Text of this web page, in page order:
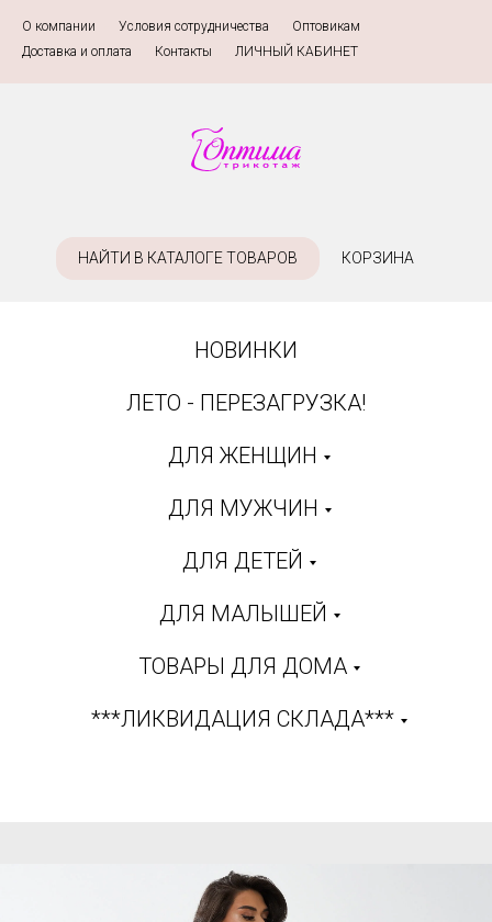
О компании Условия сотрудничества Оптовикам
Доставка и оплата
Контакты ЛИЧНЫЙ КАБИНЕТ
НАЙТИ В КАТАЛОГЕ ТОВАРОВ КОРЗИНА
НОВИНКИ
ЛЕТО - ПЕРЕЗАГРУЗКА!
ДЛЯ ЖЕНЩИН
ДЛЯ МУЖЧИН
ДЛЯ ДЕТЕЙ
ДЛЯ МАЛЫШЕЙ
ТОВАРЫ ДЛЯ ДОМА
***ЛИКВИДАЦИЯ СКЛАДА***